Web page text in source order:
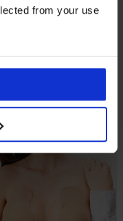
from your use